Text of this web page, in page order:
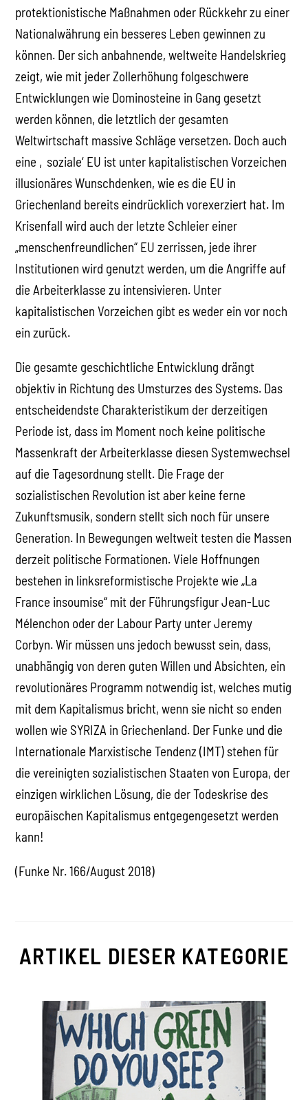
protektionistische Maßnahmen oder Rückkehr zu einer
Nationalwährung ein besseres Leben gewinnen zu
können. Der sich anbahnende, weltweite Handelskrieg
zeigt, wie mit jeder Zollerhöhung folgeschwere
Entwicklungen wie Dominosteine in Gang gesetzt
werden können, die letztlich der gesamten
Weltwirtschaft massive Schläge versetzen. Doch auch
eine ‚soziale‘ EU ist unter kapitalistischen Vorzeichen
illusionäres Wunschdenken, wie es die EU in
Griechenland bereits eindrücklich vorexerziert hat. Im
Krisenfall wird auch der letzte Schleier einer
„menschenfreundlichen“ EU zerrissen, jede ihrer
Institutionen wird genutzt werden, um die Angriffe auf
die Arbeiterklasse zu intensivieren. Unter
kapitalistischen Vorzeichen gibt es weder ein vor noch
ein zurück.
Die gesamte geschichtliche Entwicklung drängt
objektiv in Richtung des Umsturzes des Systems. Das
entscheidendste Charakteristikum der derzeitigen
Periode ist, dass im Moment noch keine politische
Massenkraft der Arbeiterklasse diesen Systemwechsel
auf die Tagesordnung stellt. Die Frage der
sozialistischen Revolution ist aber keine ferne
Zukunftsmusik, sondern stellt sich noch für unsere
Generation. In Bewegungen weltweit testen die Massen
derzeit politische Formationen. Viele Hoffnungen
bestehen in linksreformistische Projekte wie „La
France insoumise“ mit der Führungsfigur Jean-Luc
Mélenchon oder der Labour Party unter Jeremy
Corbyn. Wir müssen uns jedoch bewusst sein, dass,
unabhängig von deren guten Willen und Absichten, ein
revolutionäres Programm notwendig ist, welches mutig
mit dem Kapitalismus bricht, wenn sie nicht so enden
wollen wie SYRIZA in Griechenland. Der Funke und die
Internationale Marxistische Tendenz (IMT) stehen für
die vereinigten sozialistischen Staaten von Europa, der
einzigen wirklichen Lösung, die der Todeskrise des
europäischen Kapitalismus entgegengesetzt werden
kann!
(Funke Nr. 166/August 2018)
ARTIKEL DIESER KATEGORIE